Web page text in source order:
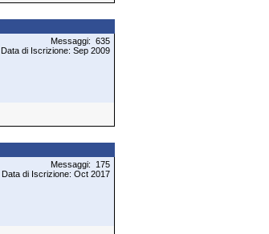
Messaggi: 635
Data di Iscrizione: Sep 2009
Messaggi: 175
Data di Iscrizione: Oct 2017